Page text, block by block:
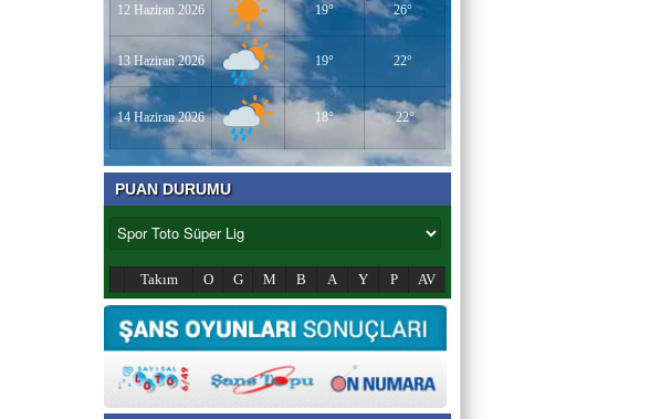
12 Haziran 2026 19° 26°
13 Haziran 2026 19° 22°
14 Haziran 2026 18° 22°
PUAN DURUMU
Takım O G M B A Y P AV